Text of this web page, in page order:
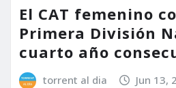
El CAT femenino
Primera División
cuarto año
torrent al dia Jun 13,